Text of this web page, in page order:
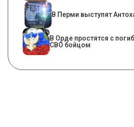
В Перми выступят
В Орде простятся с
СВО бойцом